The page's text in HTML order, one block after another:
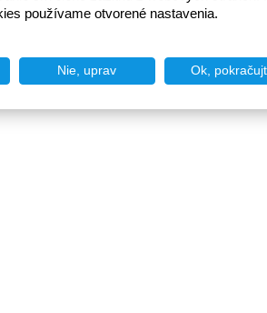
používame otvorené nastavenia.
Nie, uprav Ok,